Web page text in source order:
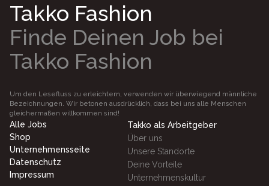
Takko Fashion
Finde Deinen Job bei
Takko Fashion
Um den Lesefluss zu erleichtern, verwenden wir überwiegend männliche
Bezeichnungen. Wir betonen ausdrücklich, dass bei uns alle Menschen
gleichermaßen willkommen sind!
Alle Jobs
Shop
Unternehmensseite
Datenschutz
Impressum
Takko als Arbeitgeber
Über uns
Unsere Standorte
Deine Vorteile
Unternehmenskultur